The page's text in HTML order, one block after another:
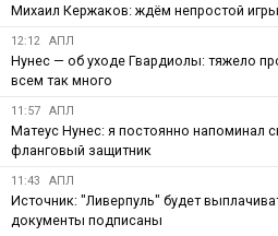
Михаил Кержаков: ждём непростой
12:12 АПЛ
Нунес — об уходе Гвардиолы: тяжело
всем так много
11:57 АПЛ
Матеус Нунес: я постоянно напоминал
фланговый защитник
11:43 АПЛ
Источник: "Ливерпуль" будет
документы подписаны